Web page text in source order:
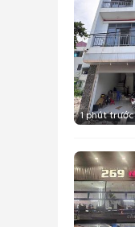
1 phút trước